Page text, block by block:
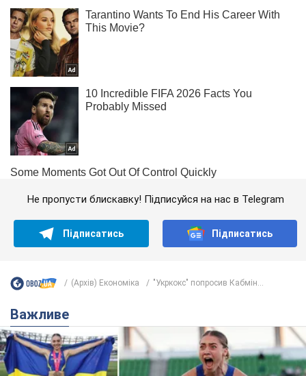
Не пропусти блискавку! Підписуйся на нас в Telegram
Підписатись Підписатись
(Архів) Економіка "Укркокс" попросив Кабмін...
Важливе